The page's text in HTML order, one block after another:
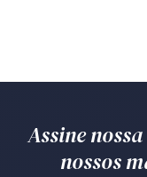
Assine
nossos